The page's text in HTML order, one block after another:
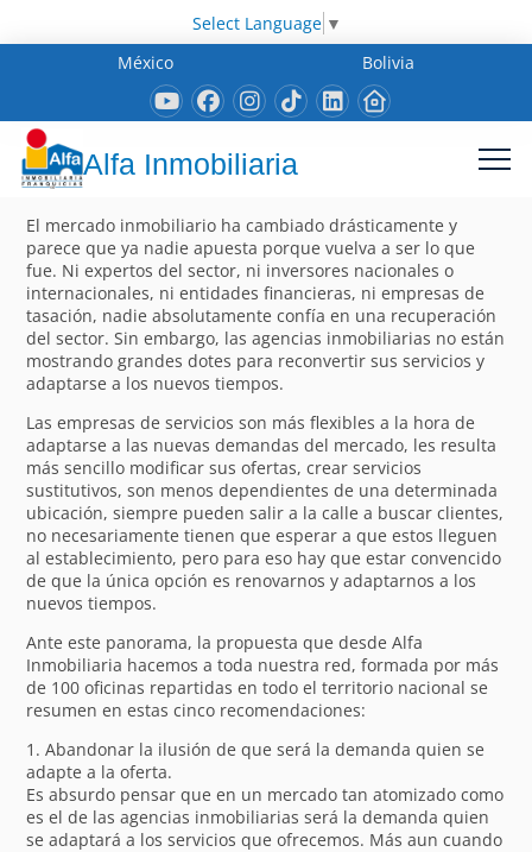
Select Language ▼
México
Bolivia
Alfa Inmobiliaria
El mercado inmobiliario ha cambiado drásticamente y
parece que ya nadie apuesta porque vuelva a ser lo que
fue. Ni expertos del sector, ni inversores nacionales o
internacionales, ni entidades financieras, ni empresas de
tasación, nadie absolutamente confía en una recuperación
del sector. Sin embargo, las agencias inmobiliarias no están
mostrando grandes dotes para reconvertir sus servicios y
adaptarse a los nuevos tiempos.
Las empresas de servicios son más flexibles a la hora de
adaptarse a las nuevas demandas del mercado, les resulta
más sencillo modificar sus ofertas, crear servicios
sustitutivos, son menos dependientes de una determinada
ubicación, siempre pueden salir a la calle a buscar clientes,
no necesariamente tienen que esperar a que estos lleguen
al establecimiento, pero para eso hay que estar convencido
de que la única opción es renovarnos y adaptarnos a los
nuevos tiempos.
Ante este panorama, la propuesta que desde Alfa
Inmobiliaria hacemos a toda nuestra red, formada por más
de 100 oficinas repartidas en todo el territorio nacional se
resumen en estas cinco recomendaciones:
1. Abandonar la ilusión de que será la demanda quien se
adapte a la oferta.
Es absurdo pensar que en un mercado tan atomizado como
es el de las agencias inmobiliarias será la demanda quien
se adaptará a los servicios que ofrecemos. Más aun cuando